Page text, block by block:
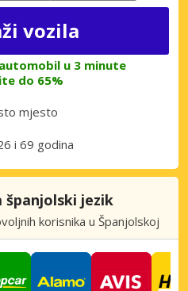
u 3 minute
do 65%
mjesto
i 69 godina
španjolski jezik
korisnika u Španjolskoj